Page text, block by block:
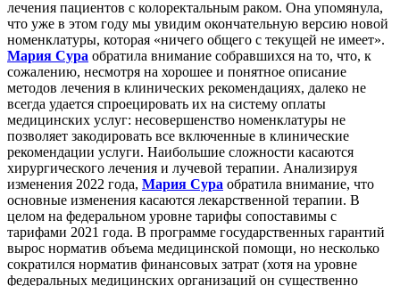
лечения пациентов с колоректальным раком. Она упомянула,
что уже в этом году мы увидим окончательную версию новой
номенклатуры, которая «ничего общего с текущей не имеет».
Мария Сура обратила внимание собравшихся на то, что, к
сожалению, несмотря на хорошее и понятное описание
методов лечения в клинических рекомендациях, далеко не
всегда удается спроецировать их на систему оплаты
медицинских услуг: несовершенство номенклатуры не
позволяет закодировать все включенные в клинические
рекомендации услуги. Наибольшие сложности касаются
хирургического лечения и лучевой терапии. Анализируя
изменения 2022 года, Мария Сура обратила внимание, что
основные изменения касаются лекарственной терапии. В
целом на федеральном уровне тарифы сопоставимы с
тарифами 2021 года. В программе государственных гарантий
вырос норматив объема медицинской помощи, но несколько
сократился норматив финансовых затрат (хотя на уровне
федеральных медицинских организаций он существенно